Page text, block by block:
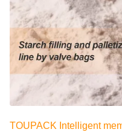
TOUPACK Intelligent